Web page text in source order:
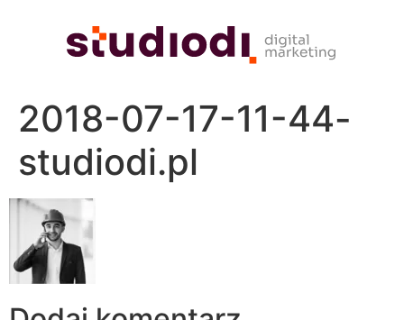
2018-07-17-11-44-
studiodi.pl